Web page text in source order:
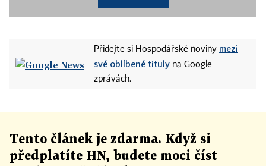
Přidejte si Hospodářské noviny mezi
své oblíbené tituly na Google
zprávách.
Tento článek je zdarma. Když si
předplatíte HN, budete moci číst